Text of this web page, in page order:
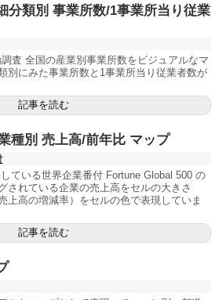
分類別 事業所数/1事業所当り従業
査 全国の産業別事業所数をビジュアルなマ
別にみた事業所数と1事業所当り従業者数が
記事を読む
種別 売上高/前年比 マップ
ている世界企業番付 Fortune Global 500 の
されている企業の売上高をセルの大きさ
上高の増減率）をセルの色で表現していま
記事を読む